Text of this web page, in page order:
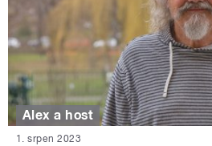
Alex a host
1. srpen 2023